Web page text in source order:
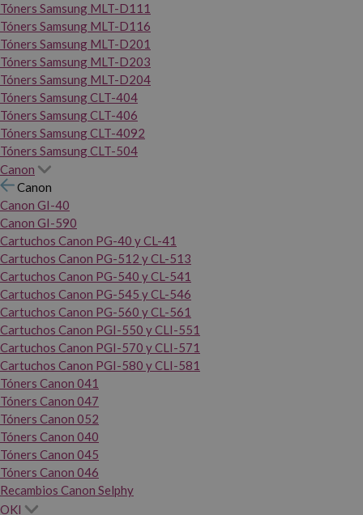
Tóners Samsung MLT-D111
Tóners Samsung MLT-D116
Tóners Samsung MLT-D201
Tóners Samsung MLT-D203
Tóners Samsung MLT-D204
Tóners Samsung CLT-404
Tóners Samsung CLT-406
Tóners Samsung CLT-4092
Tóners Samsung CLT-504
Canon
Canon
Canon GI-40
Canon GI-590
Cartuchos Canon PG-40 y CL-41
Cartuchos Canon PG-512 y CL-513
Cartuchos Canon PG-540 y CL-541
Cartuchos Canon PG-545 y CL-546
Cartuchos Canon PG-560 y CL-561
Cartuchos Canon PGI-550 y CLI-551
Cartuchos Canon PGI-570 y CLI-571
Cartuchos Canon PGI-580 y CLI-581
Tóners Canon 041
Tóners Canon 047
Tóners Canon 052
Tóners Canon 040
Tóners Canon 045
Tóners Canon 046
Recambios Canon Selphy
OKI